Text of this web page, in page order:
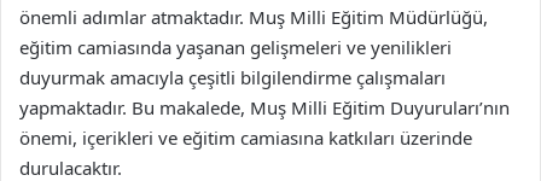
önemli adımlar atmaktadır. Muş Milli Eğitim Müdürlüğü,
eğitim camiasında yaşanan gelişmeleri ve yenilikleri
duyurmak amacıyla çeşitli bilgilendirme çalışmaları
yapmaktadır. Bu makalede, Muş Milli Eğitim Duyuruları’nın
önemi, içerikleri ve eğitim camiasına katkıları üzerinde
durulacaktır.